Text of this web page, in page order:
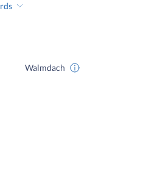
Walmdach